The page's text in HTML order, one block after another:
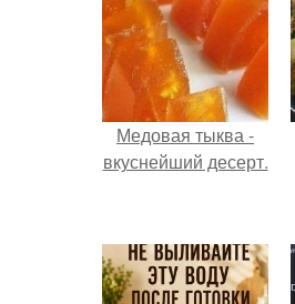
Медовая тыква -
вкуснейший десерт.